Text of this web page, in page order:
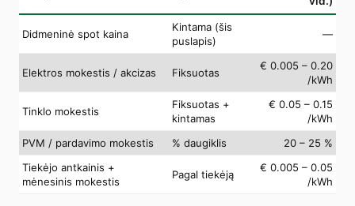
Didmeninė spot kaina
Kintama (šis
puslapis)
—
Elektros mokestis / akcizas Fiksuotas
€ 0.005 – 0.20
/kWh
Tinklo mokestis
Fiksuotas +
kintamas
€ 0.05 – 0.15
/kWh
PVM / pardavimo mokestis
% daugiklis
20 – 25 %
Tiekėjo antkainis +
mėnesinis mokestis
Pagal tiekėją
€ 0.005 – 0.05
/kWh